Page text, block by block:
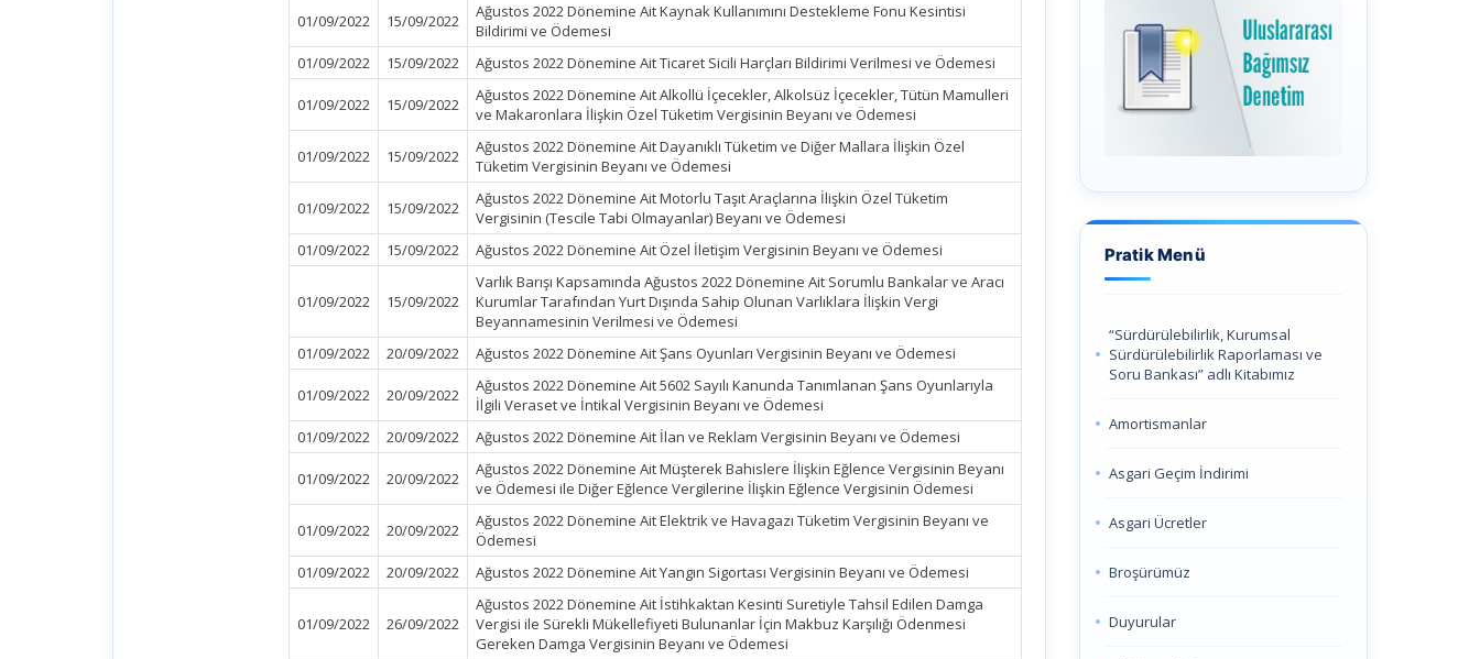
01/09/2022 15/09/2022
Ağustos 2022 Dönemine Ait Kaynak Kullanımını Destekleme Fonu Kesintisi
Bildirimi ve Ödemesi
01/09/2022
15/09/2022 Ağustos 2022 Dönemine Ait Ticaret Sicili Harçları Bildirimi Verilmesi ve Ödemesi
01/09/2022 15/09/2022
Ağustos 2022 Dönemine Ait Alkollü İçecekler, Alkolsüz İçecekler, Tütün Mamulleri
ve Makaronlara İlişkin Özel Tüketim Vergisinin Beyanı ve Ödemesi
01/09/2022 15/09/2022
Ağustos 2022 Dönemine Ait Dayanıklı Tüketim ve Diğer Mallara İlişkin Özel
Tüketim Vergisinin Beyanı ve Ödemesi
01/09/2022 15/09/2022
Ağustos 2022 Dönemine Ait Motorlu Taşıt Araçlarına İlişkin Özel Tüketim
Vergisinin (Tescile Tabi Olmayanlar) Beyanı ve Ödemesi
01/09/2022
15/09/2022 Ağustos 2022 Dönemine Ait Özel İletişim Vergisinin Beyanı ve Ödemesi
01/09/2022 15/09/2022
Varlık Barışı Kapsamında Ağustos 2022 Dönemine Ait Sorumlu Bankalar ve Aracı
Kurumlar Tarafından Yurt Dışında Sahip Olunan Varlıklara İlişkin Vergi
Beyannamesinin Verilmesi ve Ödemesi
01/09/2022
20/09/2022 Ağustos 2022 Dönemine Ait Şans Oyunları Vergisinin Beyanı ve Ödemesi
01/09/2022 20/09/2022
Ağustos 2022 Dönemine Ait 5602 Sayılı Kanunda Tanımlanan Şans Oyunlarıyla
İlgili Veraset ve İntikal Vergisinin Beyanı ve Ödemesi
01/09/2022
20/09/2022 Ağustos 2022 Dönemine Ait İlan ve Reklam Vergisinin Beyanı ve Ödemesi
01/09/2022 20/09/2022
Ağustos 2022 Dönemine Ait Müşterek Bahislere İlişkin Eğlence Vergisinin Beyanı
ve Ödemesi ile Diğer Eğlence Vergilerine İlişkin Eğlence Vergisinin Ödemesi
01/09/2022 20/09/2022
Ağustos 2022 Dönemine Ait Elektrik ve Havagazı Tüketim Vergisinin Beyanı ve
Ödemesi
01/09/2022
20/09/2022 Ağustos 2022 Dönemine Ait Yangın Sigortası Vergisinin Beyanı ve Ödemesi
01/09/2022 26/09/2022
Ağustos 2022 Dönemine Ait İstihkaktan Kesinti Suretiyle Tahsil Edilen Damga
Vergisi ile Sürekli Mükellefiyeti Bulunanlar İçin Makbuz Karşılığı Ödenmesi
Gereken Damga Vergisinin Beyanı ve Ödemesi
Pratik Menü
“Sürdürülebilirlik, Kurumsal
Sürdürülebilirlik Raporlaması ve
Soru Bankası” adlı Kitabımız
Amortismanlar
Asgari Geçim İndirimi
Asgari Ücretler
Broşürümüz
Duyurular